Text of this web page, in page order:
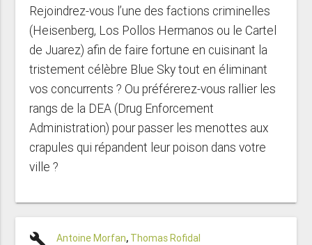
Rejoindrez-vous l’une des factions criminelles
(Heisenberg, Los Pollos Hermanos ou le Cartel
de Juarez) afin de faire fortune en cuisinant la
tristement célèbre Blue Sky tout en éliminant
vos concurrents ? Ou préférerez-vous rallier les
rangs de la DEA (Drug Enforcement
Administration) pour passer les menottes aux
crapules qui répandent leur poison dans votre
ville ?
build Antoine Morfan, Thomas Rofidal